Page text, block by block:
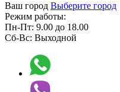
Ваш город Выберите город
Режим работы:
Пн-Пт: 9.00 до 18.00
Сб-Вс: Выходной